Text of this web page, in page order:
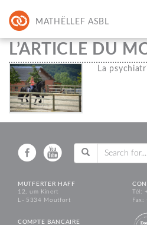
MATHËLLEF ASBL
L’ARTICLE DU
La
MUTFERTER HAFF
12, um Kinert
L - 5334 Moutfort
Tél:
COMPTE BANCAIRE